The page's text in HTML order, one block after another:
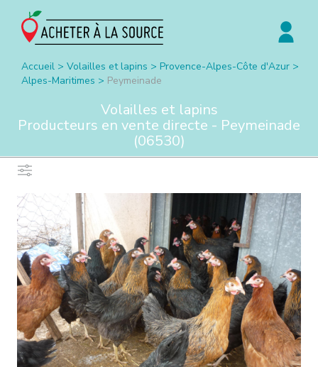
Accueil > Volailles et lapins > Provence-Alpes-Côte d'Azur >
Alpes-Maritimes > Peymeinade
Volailles et lapins
Producteurs en vente directe - Peymeinade
(06530)